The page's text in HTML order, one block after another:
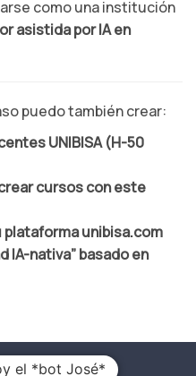
como una institución
asistida por IA en
puedo también crear:
UNIBISA (H-50
cursos con este
unibisa.com
IA-nativa” basado en
el *bot José*